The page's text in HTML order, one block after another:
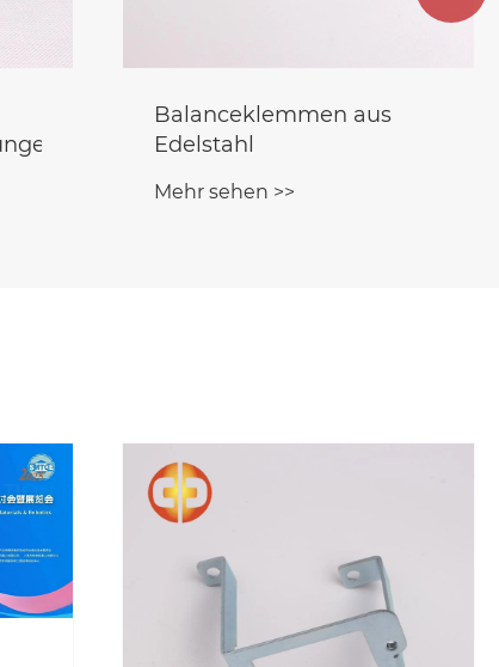
Kfz-Kohlebürstenhalter
So verwenden Sie den